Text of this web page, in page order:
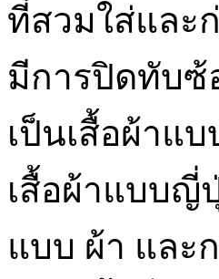
ที่สวมใส่และ
มีการปิดทับซ้
เป็นเสื้อผ้าแ
เสื้อผ้าแบบญี่
แบบ ผ้า และ